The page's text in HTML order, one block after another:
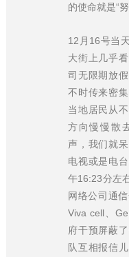
的使命就是“
12月16号当
大街上几乎
司无限期放
不时传来密
当地居民从
方向慢慢散
声，我们就
电视或是电
午16:23分左
网络公司通
Viva cell、
府干预屏蔽
队互相报信